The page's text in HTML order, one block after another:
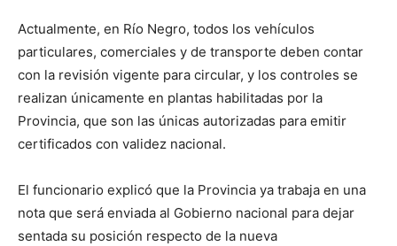
Actualmente, en Río Negro, todos los vehículos
particulares, comerciales y de transporte deben contar
con la revisión vigente para circular, y los controles se
realizan únicamente en plantas habilitadas por la
Provincia, que son las únicas autorizadas para emitir
certificados con validez nacional.
El funcionario explicó que la Provincia ya trabaja en una
nota que será enviada al Gobierno nacional para dejar
sentada su posición respecto de la nueva